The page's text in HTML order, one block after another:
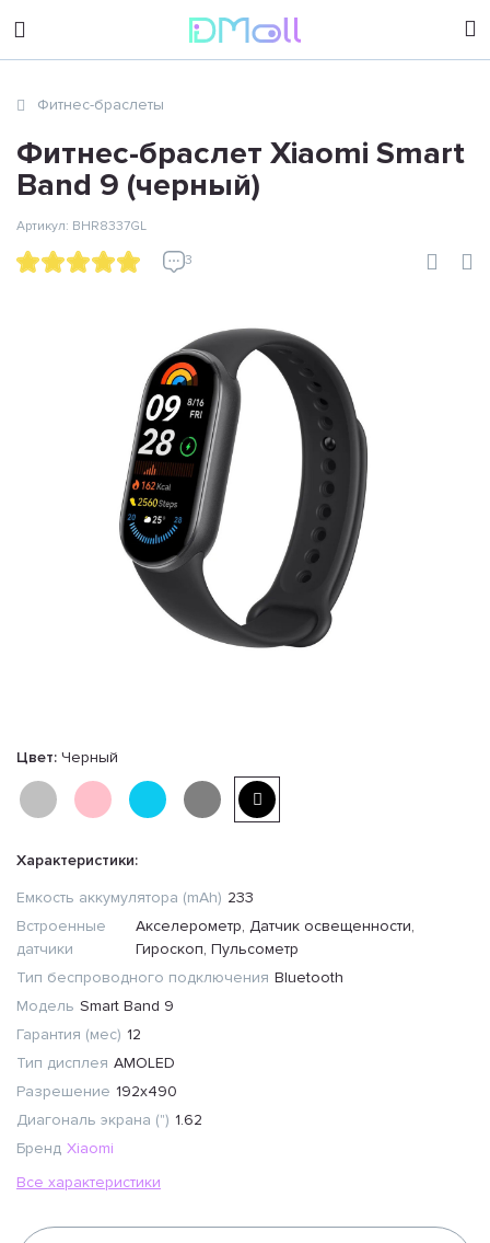
sales@dimoll.ru
Фитнес-браслеты
Фитнес-браслет Xiaomi Smart
Band 9 (черный)
3
Артикул: BHR8337GL
Цвет: Черный
Характеристики:
Емкость аккумулятора (mAh) 233
Встроенные
датчики
Акселерометр, Датчик освещенности,
Гироскоп, Пульсометр
Тип беспроводного подключения Bluetooth
Модель Smart Band 9
Гарантия (мес) 12
Тип дисплея AMOLED
Разрешение 192x490
Диагональ экрана (") 1.62
Бренд Xiaomi
Все характеристики